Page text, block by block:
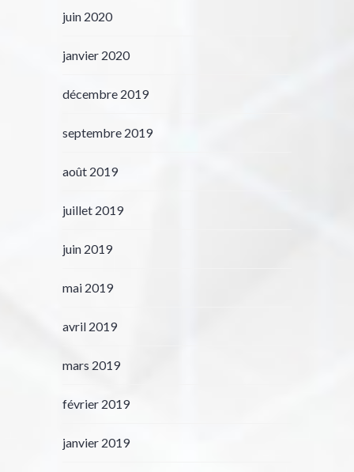
juin 2020
janvier 2020
décembre 2019
septembre 2019
août 2019
juillet 2019
juin 2019
mai 2019
avril 2019
mars 2019
février 2019
janvier 2019